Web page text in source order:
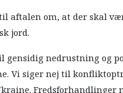
aftalen om, at der skal
jord.
gensidig nedrustning og
Vi siger nej til
Fredsforhandlinger